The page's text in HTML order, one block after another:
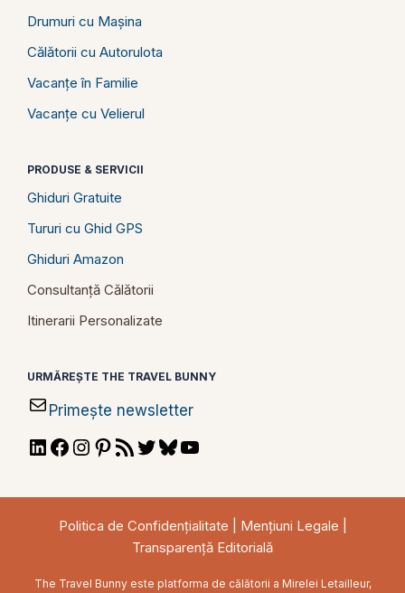
Drumuri cu Mașina
Călătorii cu Autorulota
Vacanțe în Familie
Vacanțe cu Velierul
PRODUSE & SERVICII
Ghiduri Gratuite
Tururi cu Ghid GPS
Ghiduri Amazon
Consultanță Călătorii
Itinerarii Personalizate
URMĂREȘTE THE TRAVEL BUNNY
Primește newsletter
LinkedIn
Facebook
Instagram
Pinterest
RSSTwitterBluesky
Politica de Confidențialitate Mențiuni Legale
Transparență Editorială
The Travel Bunny este platforma de călătorii a Mirelei Letailleur,